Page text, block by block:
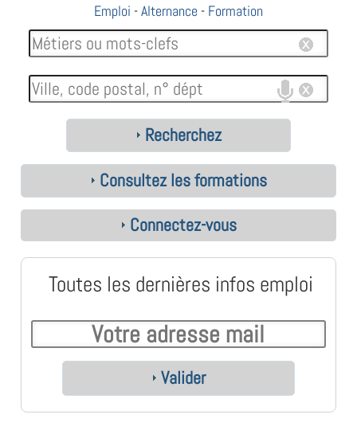
Emploi -Alternance - Formation
Recherchez
Consultez les formations
Connectez-vous
Toutes les dernières infos emploi
Valider